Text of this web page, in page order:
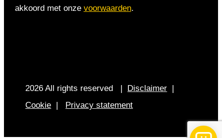
akkoord met onze voorwaarden.
2026 All rights reserved | Disclaimer |
Cookie | Privacy statement